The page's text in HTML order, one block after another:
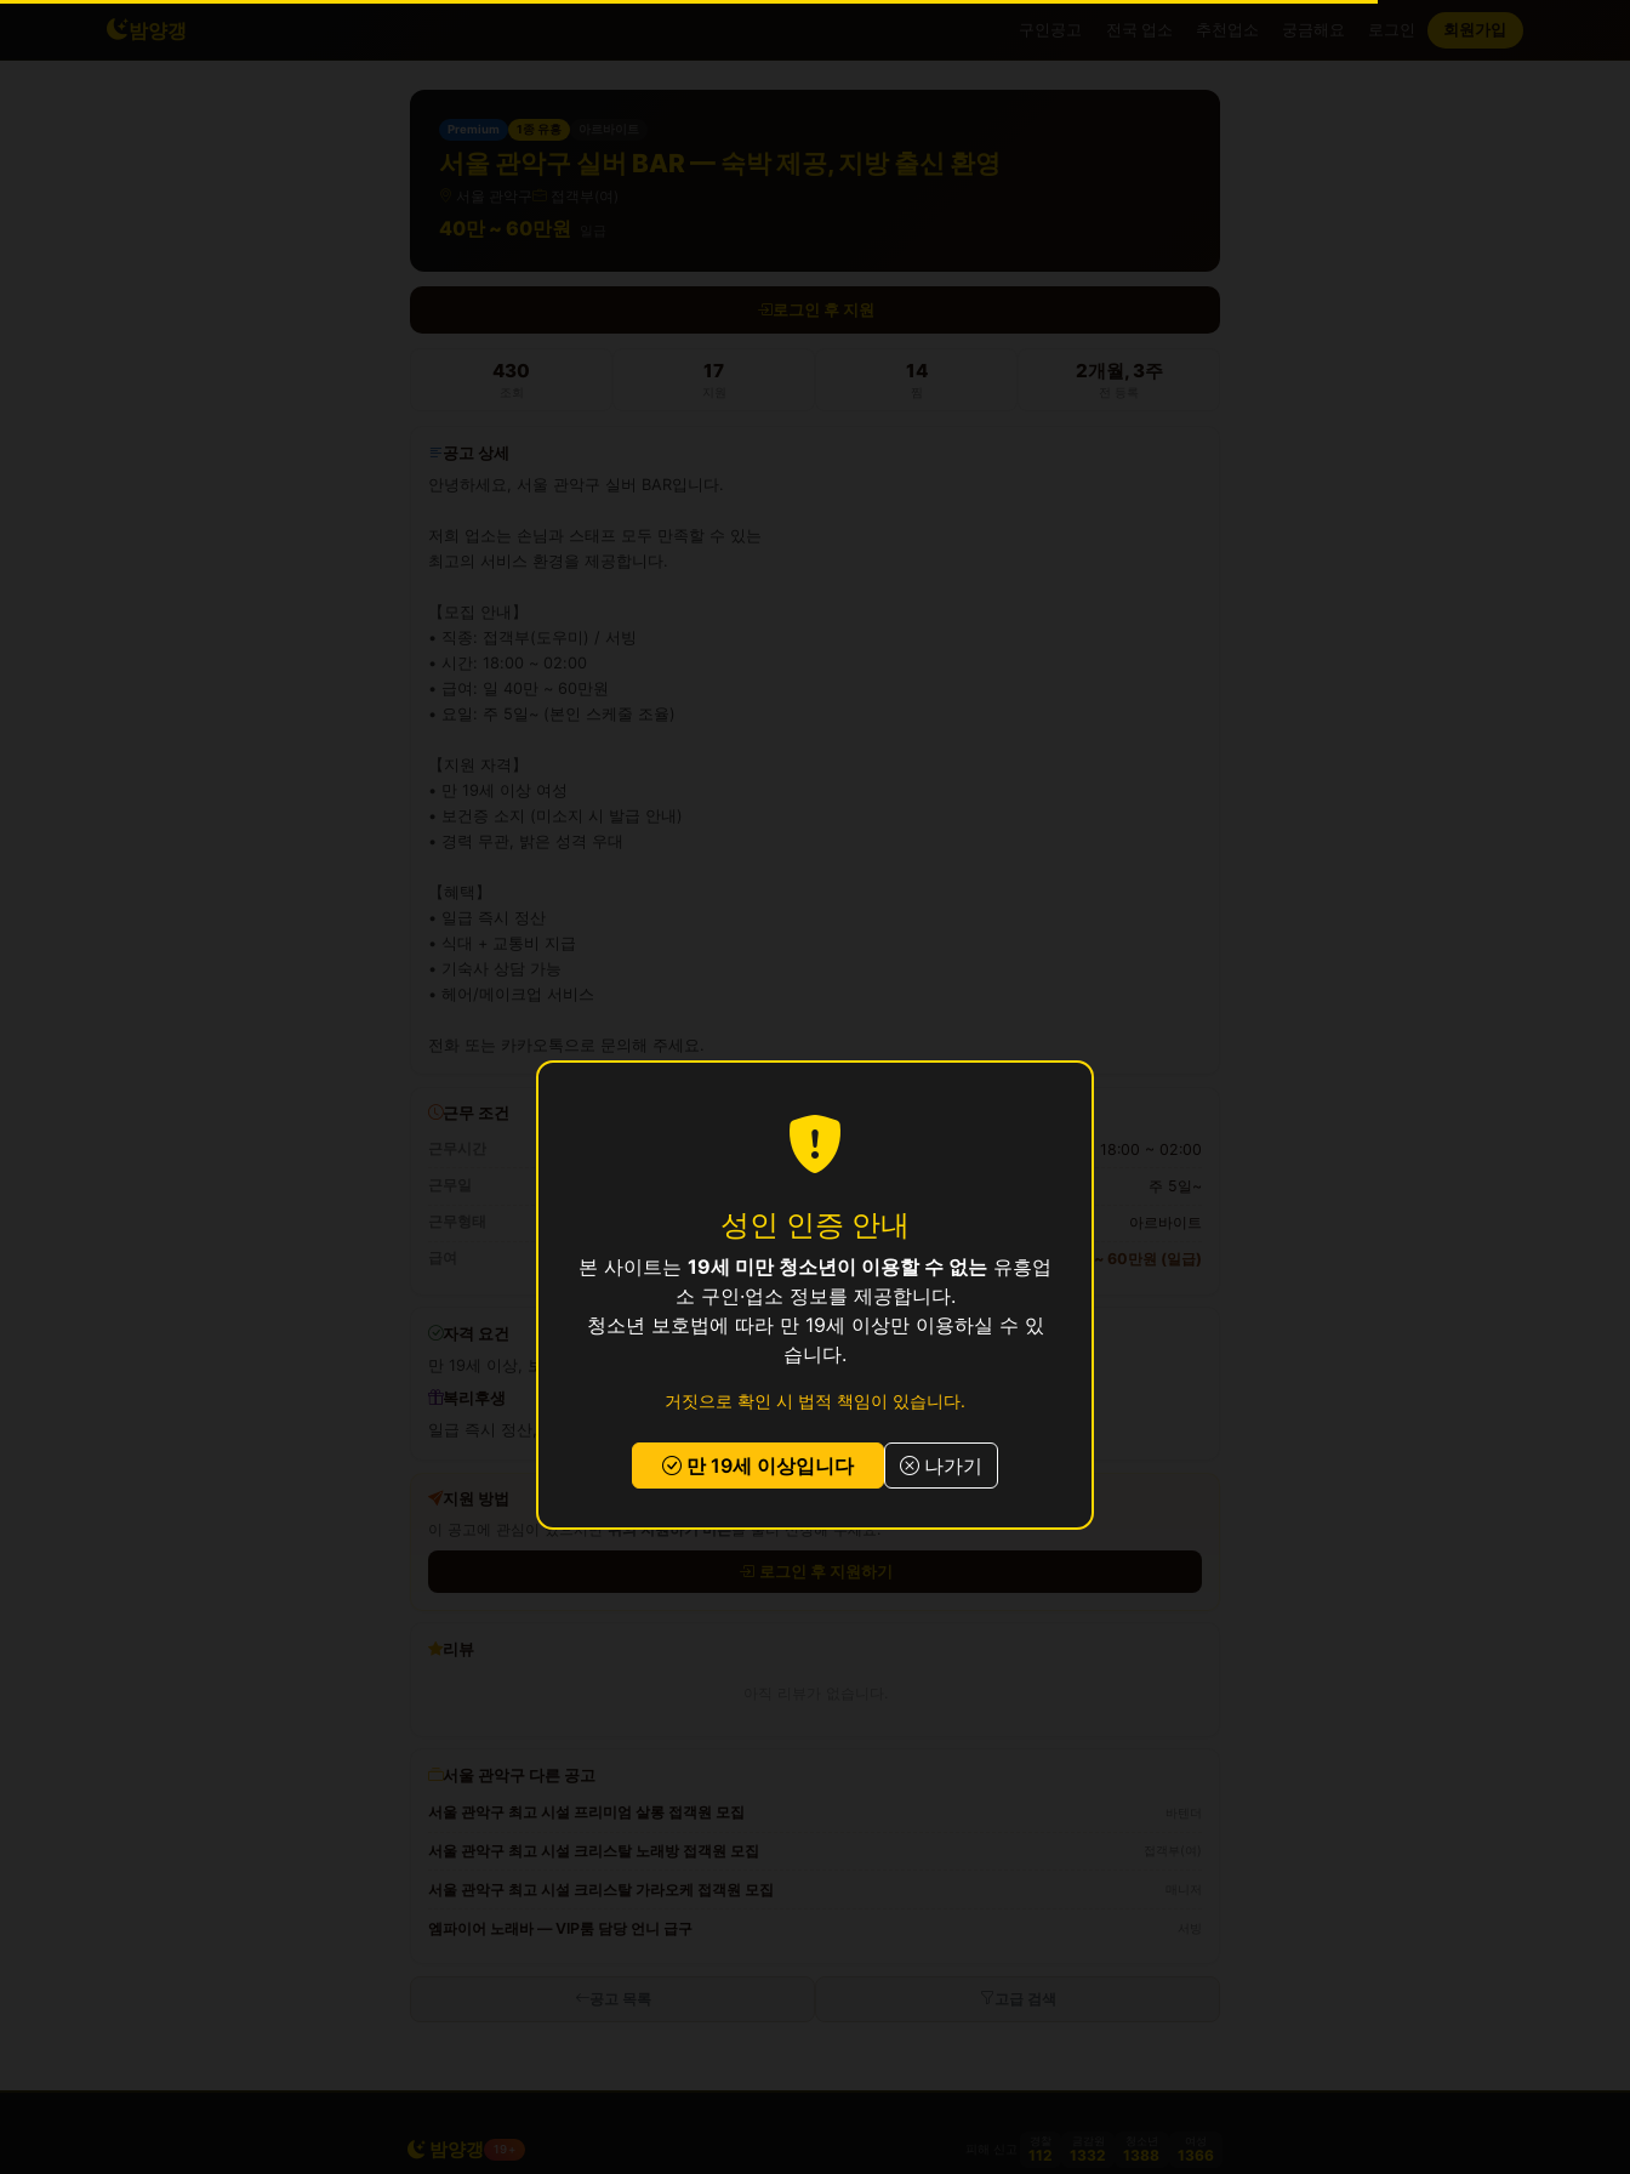
밤양갱 구인공고 전국 업소 추천업소 궁금해요 회원가입
성인 인증 안내
본 사이트는 19세 미만 청소년이 이용할 수 없는 유흥업
소 구인·업소 정보를 제공합니다.
청소년 보호법에 따라 만 19세 이상만 이용하실 수 있
습니다.
거짓으로 확인 시 법적 책임이 있습니다.
만 19세 이상입니다 나가기
Premium 1종 유흥
서울 관악구 실버 BAR — 숙박 제공, 지방 출신 환영
40만 ~ 60만원
로그인 후 지원
430 17 14 2개월, 3주
공고 상세
안녕하세요, 서울 관악구 실버 BAR입니다.
저희 업소는 손님과 스태프 모두 만족할 수 있는
최고의 서비스 환경을 제공합니다.
【모집 안내】
• 직종: 접객부(도우미) / 서빙
• 시간: 18:00 ~ 02:00
• 급여: 일 40만 ~ 60만원
• 요일: 주 5일~ (본인 스케줄 조율)
【지원 자격】
• 만 19세 이상 여성
• 보건증 소지 (미소지 시 발급 안내)
• 경력 무관, 밝은 성격 우대
【혜택】
• 일급 즉시 정산
• 식대 + 교통비 지급
• 기숙사 상담 가능
• 헤어/메이크업 서비스
전화 또는 카카오톡으로 문의해 주세요.
근무 조건
18:00 ~ 02:00
주 5일~
아르바이트
40만 ~ 60만원 (일급)
자격 요건
만 19세 이상, 보건증 소지 (발급 안내 가능)
복리후생
일급 즉시 정산, 교통비 지원, 식사 제공, 기숙사 상담 가능
지원 방법
이 공고에 관심이 있으시면위의 지원하기 버튼을 눌러 신청해 주세요.
로그인 후 지원하기
리뷰
서울 관악구 다른 공고
서울 관악구 최고 시설 프리미엄 살롱 접객원 모집
서울 관악구 최고 시설 크리스탈 노래방 접객원 모집
서울 관악구 최고 시설 크리스탈 가라오케 접객원 모집
엠파이어 노래바 — VIP룸 담당 언니 급구
밤양갱 19+ 112 1332 1388 1366